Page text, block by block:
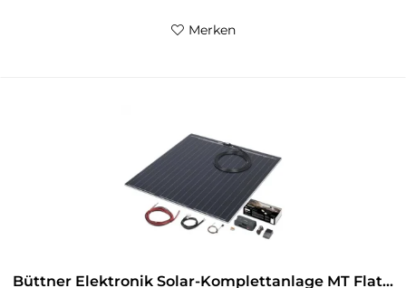
Merken
Büttner Elektronik Solar-Komplettanlage MT Flat...